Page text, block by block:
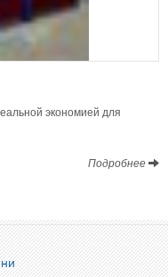
экономией для
Подробнее